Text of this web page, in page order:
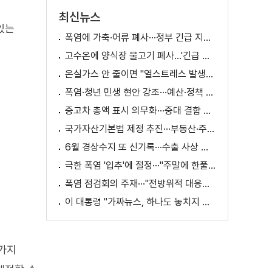
는
지
최신뉴스
폭염에 가축·어류 폐사···정부 긴급 지원책 마련
고수온에 양식장 물고기 폐사...'긴급 방류' 지원
온실가스 안 줄이면 "열스트레스 발생일 29배 증가"
폭염·청년 민생 현안 강조···예산·정책 방향 제시
중고차 총액 표시 의무화···중대 결함 시 '계약 해제'
국가자산기본법 제정 추진···부동산·주식 등 통합 관리
6월 경상수지 또 신기록···수출 사상 첫 1천억 달러
극한 폭염 '입추'에 절정···"주말에 한풀 꺾인다"
폭염 점검회의 주재···"전방위적 대응체계 가동"
이 대통령 "가짜뉴스, 하나도 놓치지 말고 바로잡아야"